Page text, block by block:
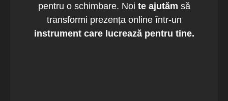
pentru o schimbare. Noi te ajutăm să
transformi prezența online într-un
instrument care lucrează pentru tine.